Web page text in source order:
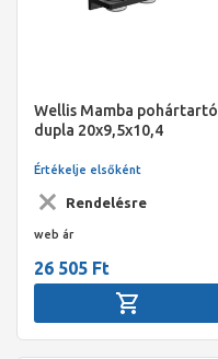
Wellis Mamba pohártartó
dupla 20x9,5x10,4
Rendelésre
Értékelje elsőként
web ár
26 505 Ft